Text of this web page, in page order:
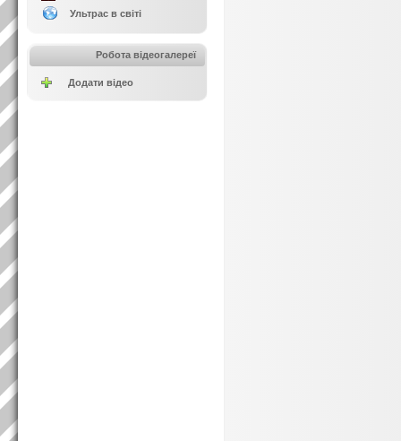
Ультрас в світі
Робота відеогалереї
Додати відео